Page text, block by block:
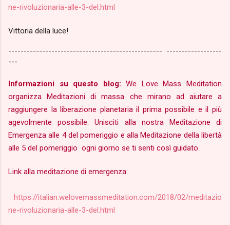
ne-rivoluzionaria-alle-3-del.html
Vittoria della luce!
-------------------------------------------------- ------------------
---
Informazioni su questo blog: We Love Mass Meditation
organizza Meditazioni di massa che mirano ad aiutare a
raggiungere la liberazione planetaria il prima possibile e il più
agevolmente possibile. Unisciti alla nostra Meditazione di
Emergenza alle 4 del pomeriggio e alla Meditazione della libertà
alle 5 del pomeriggio ogni giorno se ti senti così guidato.
Link alla meditazione di emergenza:
https://italian.welovemassmeditation.com/2018/02/meditazio
ne-rivoluzionaria-alle-3-del.html